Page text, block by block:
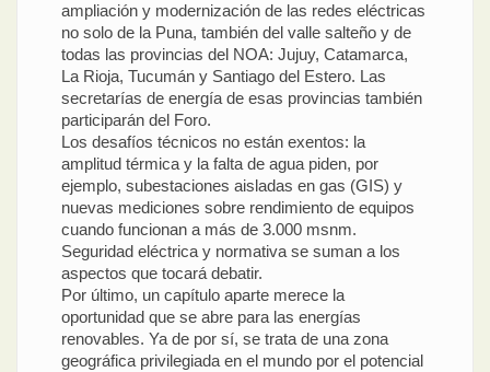
ampliación y modernización de las redes eléctricas
no solo de la Puna, también del valle salteño y de
todas las provincias del NOA: Jujuy, Catamarca,
La Rioja, Tucumán y Santiago del Estero. Las
secretarías de energía de esas provincias también
participarán del Foro.
Los desafíos técnicos no están exentos: la
amplitud térmica y la falta de agua piden, por
ejemplo, subestaciones aisladas en gas (GIS) y
nuevas mediciones sobre rendimiento de equipos
cuando funcionan a más de 3.000 msnm.
Seguridad eléctrica y normativa se suman a los
aspectos que tocará debatir.
Por último, un capítulo aparte merece la
oportunidad que se abre para las energías
renovables. Ya de por sí, se trata de una zona
geográfica privilegiada en el mundo por el potencial